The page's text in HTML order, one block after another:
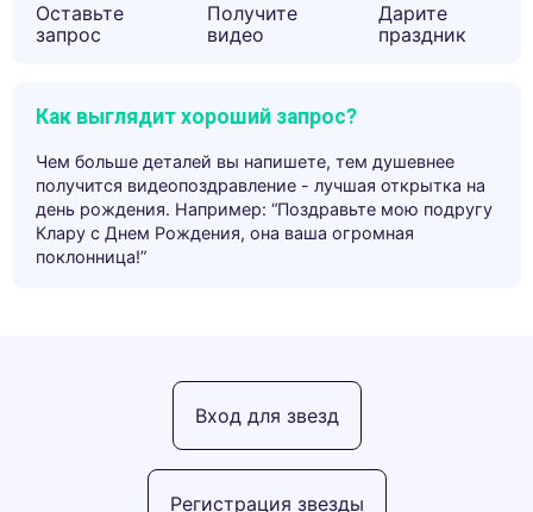
Оставьте
запрос
Получите
видео
Дарите
праздник
Как выглядит хороший запрос?
Чем больше деталей вы напишете, тем душевнее
получится видеопоздравление - лучшая открытка на
день рождения. Например: “Поздравьте мою подругу
Клару с Днем Рождения, она ваша огромная
поклонница!”
Регистрация звезды
Вход для звезд